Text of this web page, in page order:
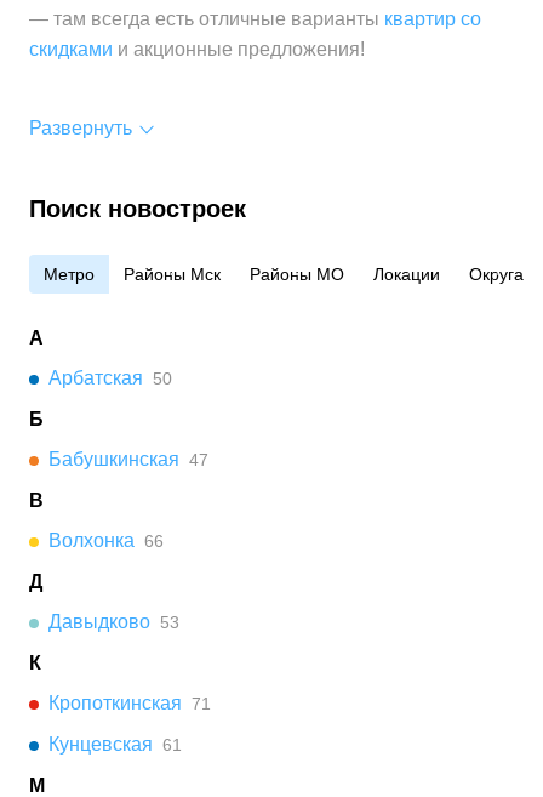
— там всегда есть отличные варианты квартир со
скидками и акционные предложения!
Развернуть
Поиск новостроек
Метро Районы Мск Районы МО Локации Округа
А
Арбатская
50
Б
Бабушкинская 47
В
Волхонка 66
Д
Давыдково 53
К
Кропоткинская 71
Кунцевская 61
М